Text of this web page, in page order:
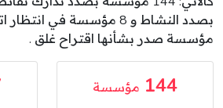
مؤسسة صدر بشأنها اقتراح غلق .
144 مؤسسة